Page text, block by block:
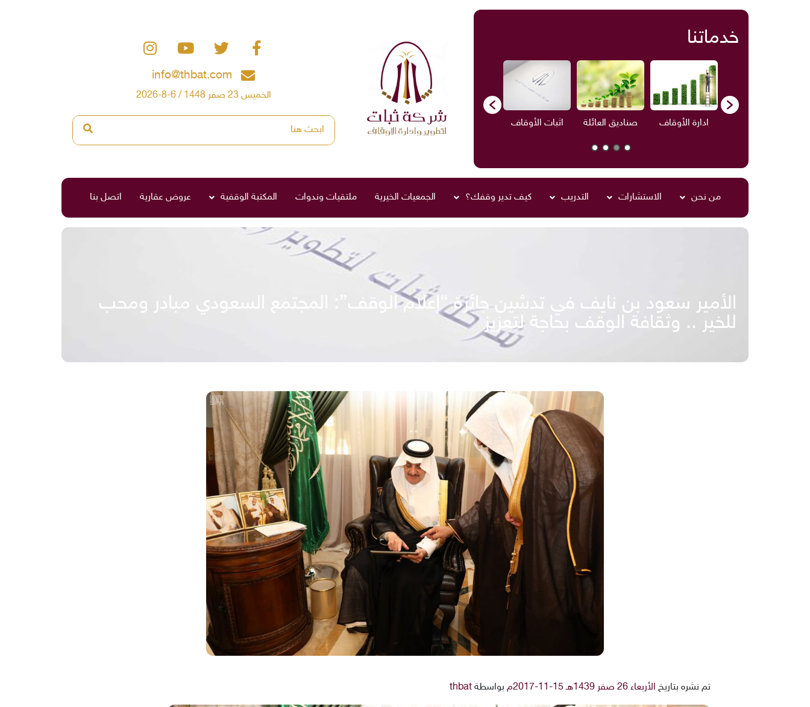
خدماتنا
ادارة الأوقاف صناديق العائلة اثبات الأوقاف الاستشارات ادارة الأوقاف صناديق العائلة
info@thbat.com
الخميس 23 صفر 1448 / 6-8-2026
من نحن الاستشارات التدريب كيف تدير وقفك؟ الجمعيات الخيرية ملتقيات وندوات المكتبة الوقفية عروض عقارية اتصل بنا
الأمير سعود بن نايف في تدشين جائزة “إعلام الوقف”: المجتمع السعودي مبادر ومحب
للخير .. وثقافة الوقف بحاجة لتعزيز
تم نشره بتاريخ الأربعاء 26 صفر 1439هـ 15-11-2017م بواسطة thbat